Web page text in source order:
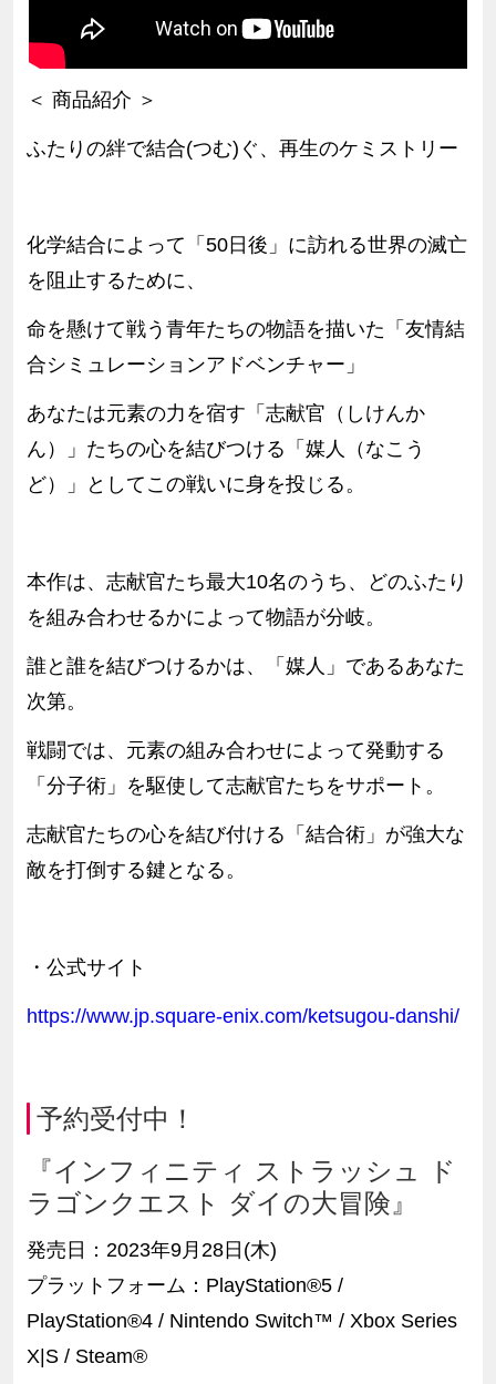
＜ 商品紹介 ＞
ふたりの絆で結合(つむ)ぐ、再生のケミストリー
化学結合によって「50日後」に訪れる世界の滅亡
を阻止するために、
命を懸けて戦う青年たちの物語を描いた「友情結
合シミュレーションアドベンチャー」
あなたは元素の力を宿す「志献官（しけんか
ん）」たちの心を結びつける「媒人（なこう
ど）」としてこの戦いに身を投じる。
本作は、志献官たち最大10名のうち、どのふたり
を組み合わせるかによって物語が分岐。
誰と誰を結びつけるかは、「媒人」であるあなた
次第。
戦闘では、元素の組み合わせによって発動する
「分子術」を駆使して志献官たちをサポート。
志献官たちの心を結び付ける「結合術」が強大な
敵を打倒する鍵となる。
・公式サイト
https://www.jp.square-enix.com/ketsugou-danshi/
予約受付中！
『インフィニティ ストラッシュ ド
ラゴンクエスト ダイの大冒険』
発売日： 2023年9月28日(木)
プラットフォーム： PlayStation®5 /
PlayStation®4 / Nintendo Switch™ / Xbox Series
X|S / Steam®